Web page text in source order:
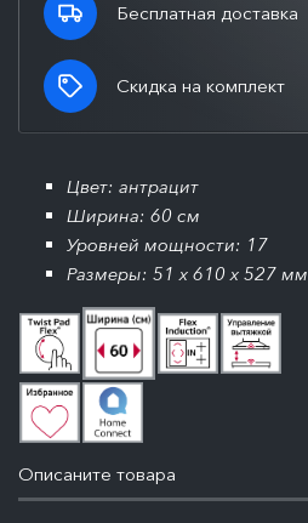
Бесплатная доставка
Скидка на комплект
Цвет: антрацит
Ширина: 60 см
Уровней мощности: 17
Размеры: 51 x 610 x 527 мм
Описаните товара